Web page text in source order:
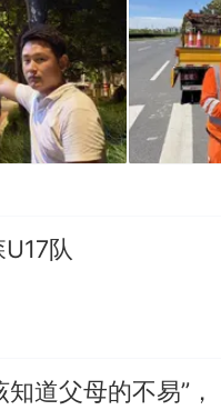
队
道父母的不易”，